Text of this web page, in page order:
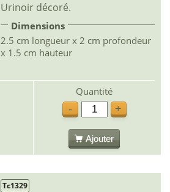
Urinoir décoré.
Dimensions
2.5 cm longueur x 2 cm profondeur
x 1.5 cm hauteur
Quantité
-
+
Ajouter
Tc1329